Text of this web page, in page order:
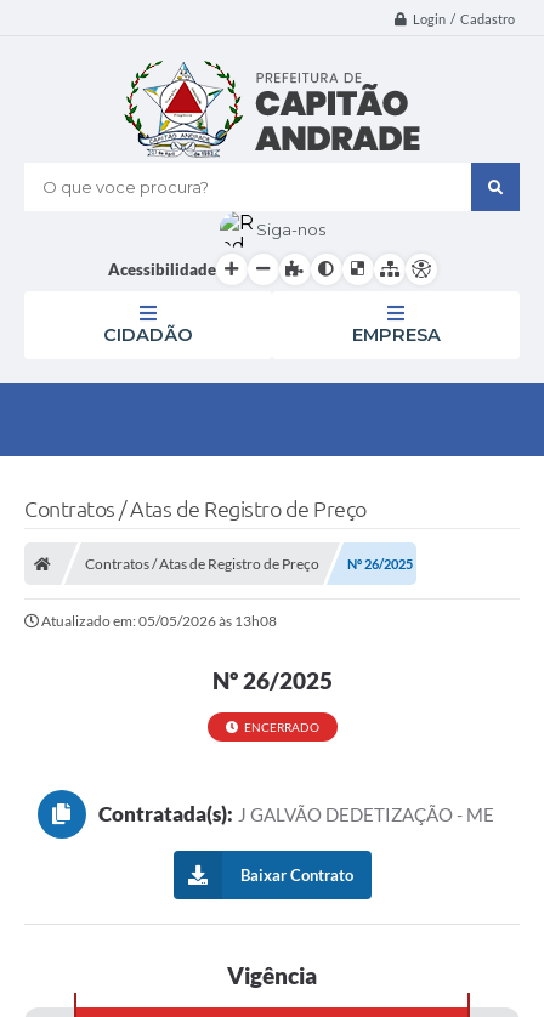
Login / Cadastro
O que voce procura?
Siga-nos
Acessibilidade
CIDADÃO EMPRESA
Contratos / Atas de Registro de Preço
Contratos / Atas de Registro de Preço Nº 26/2025
Atualizado em: 05/05/2026 às 13h08
Nº 26/2025
ENCERRADO
Contratada(s): J GALVÃO DEDETIZAÇÃO - ME
Baixar Contrato
Vigência